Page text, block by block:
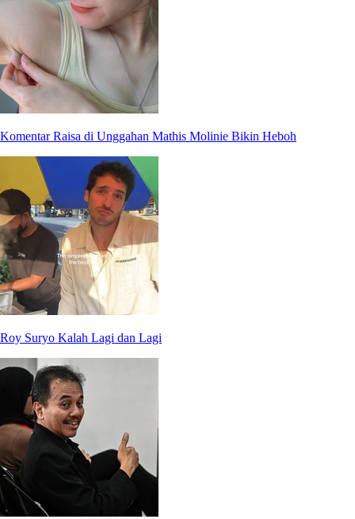
Komentar Raisa di Unggahan Mathis Molinie Bikin Heboh
Roy Suryo Kalah Lagi dan Lagi